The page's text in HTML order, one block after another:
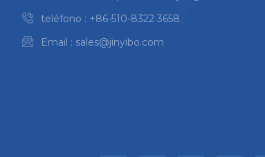
teléfono : +86-510-8322 3658
Email : sales@jinyibo.com